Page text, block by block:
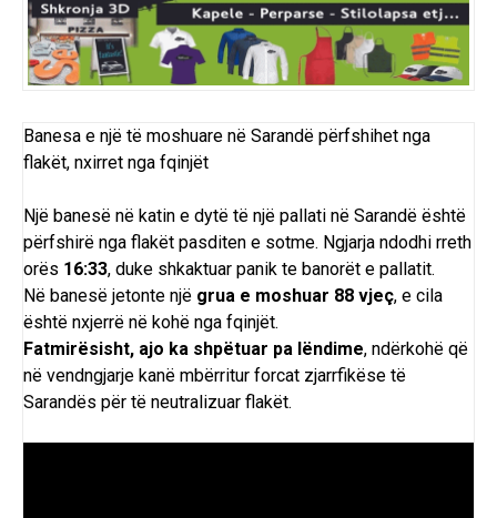
Banesa e një të moshuare në Sarandë përfshihet nga
flakët, nxirret nga fqinjët
Një banesë në katin e dytë të një pallati në Sarandë është
përfshirë nga flakët pasditen e sotme. Ngjarja ndodhi rreth
orës 16:33, duke shkaktuar panik te banorët e pallatit.
Në banesë jetonte një grua e moshuar 88 vjeç, e cila
është nxjerrë në kohë nga fqinjët.
Fatmirësisht, ajo ka shpëtuar pa lëndime, ndërkohë që
në vendngjarje kanë mbërritur forcat zjarrfikëse të
Sarandës për të neutralizuar flakët.